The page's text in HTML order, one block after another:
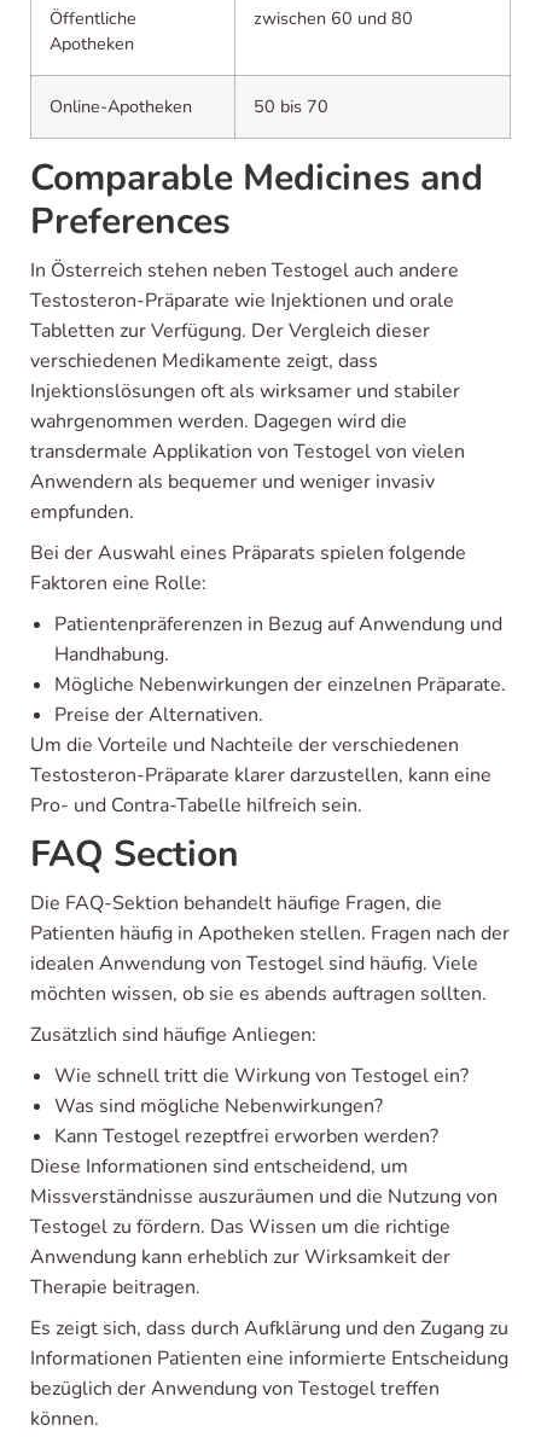
Öffentliche
Apotheken
zwischen 60 und 80
Online-Apotheken 50 bis 70
Comparable Medicines and
Preferences
In Österreich stehen neben Testogel auch andere
Testosteron-Präparate wie Injektionen und orale
Tabletten zur Verfügung. Der Vergleich dieser
verschiedenen Medikamente zeigt, dass
Injektionslösungen oft als wirksamer und stabiler
wahrgenommen werden. Dagegen wird die
transdermale Applikation von Testogel von vielen
Anwendern als bequemer und weniger invasiv
empfunden.
Bei der Auswahl eines Präparats spielen folgende
Faktoren eine Rolle:
Patientenpräferenzen in Bezug auf Anwendung und
Handhabung.
Mögliche Nebenwirkungen der einzelnen Präparate.
Preise der Alternativen.
Um die Vorteile und Nachteile der verschiedenen
Testosteron-Präparate klarer darzustellen, kann eine
Pro- und Contra-Tabelle hilfreich sein.
FAQ Section
Die FAQ-Sektion behandelt häufige Fragen, die
Patienten häufig in Apotheken stellen. Fragen nach der
idealen Anwendung von Testogel sind häufig. Viele
möchten wissen, ob sie es abends auftragen sollten.
Zusätzlich sind häufige Anliegen:
Wie schnell tritt die Wirkung von Testogel ein?
Was sind mögliche Nebenwirkungen?
Kann Testogel rezeptfrei erworben werden?
Diese Informationen sind entscheidend, um
Missverständnisse auszuräumen und die Nutzung von
Testogel zu fördern. Das Wissen um die richtige
Anwendung kann erheblich zur Wirksamkeit der
Therapie beitragen.
Es zeigt sich, dass durch Aufklärung und den Zugang zu
Informationen Patienten eine informierte Entscheidung
bezüglich der Anwendung von Testogel treffen
können.